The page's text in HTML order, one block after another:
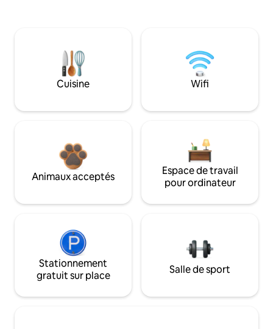
Cuisine Wifi
Animaux acceptés
Espace de travail
pour ordinateur
Stationnement
gratuit sur place
Salle de sport